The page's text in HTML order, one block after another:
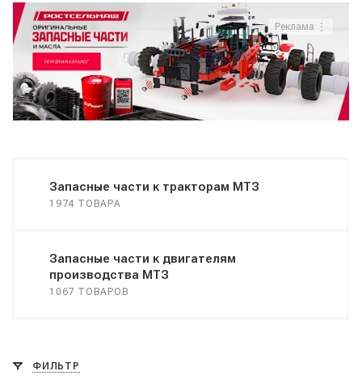
Реклама ⋮
Запасные части к тракторам МТЗ
1974 ТОВАРА
Запасные части к двигателям
производства МТЗ
1067 ТОВАРОВ
ФИЛЬТР